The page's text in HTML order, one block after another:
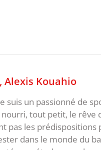
Alexis Kouahio
suis un passionné de
nourri, tout petit, le
pas les prédispositions
dans le monde du